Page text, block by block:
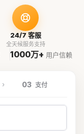
24/7 客服
全天候服务支持
1000万+ 用户信赖
03 支付